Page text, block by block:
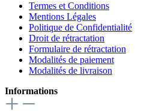
Termes et Conditions
Mentions Légales
Politique de Confidentialité
Droit de rétractation
Formulaire de rétractation
Modalités de paiement
Modalités de livraison
Informations